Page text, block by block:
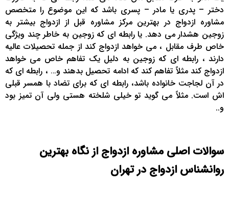
دختر – پدری یا مادر – پسری باشد که این موضوع را متخصص
مشاوره ازدواج در بهترین مرکز مشاوره قبل از ازدواج بیشتر به
زوجین هشدار می دهد. یا رابطه ای که زوجین به خاطر چند ویژگی
خاص طرف مقابل ، می خواهد ازدواج کند از جمله تحصیلات عالیه
دارند ، رابطه ای که زوجین به دلیل یک تفاهم خاص می خواهد
ازدواج کند مثلاً تفاهم کند که ادامه تحصیل بدهند و… ، رابطه ای که
در آن لجاجت خانواده باشد، رابطه ای که برای تضاد با همسر قبلی
اش است. مثلاً می گوید تو خیلی شلخته هستی ولی آن تمیز بود
و..
سوالات اصلی مشاوره ازدواج از نگاه بهترین
روانشناس ازدواج در تهران